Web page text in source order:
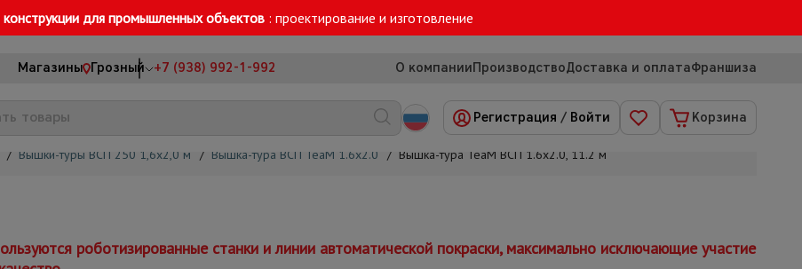
для промышленных объектов : проектирование и изготовление
Магазины Грозный +7 (938) 992-1-992 О компанииПроизводствоДоставка и оплатаФраншиза
Регистрация / Войти Корзина
/ Вышки-туры ВСП 250 1,6x2,0 м / Вышка-тура ВСП TeaM 1.6х2.0 / Вышка-тура TeaM ВСП 1.6х2.0, 11.2 м
роботизированные станки и линии автоматической покраски, максимально исключающие участие